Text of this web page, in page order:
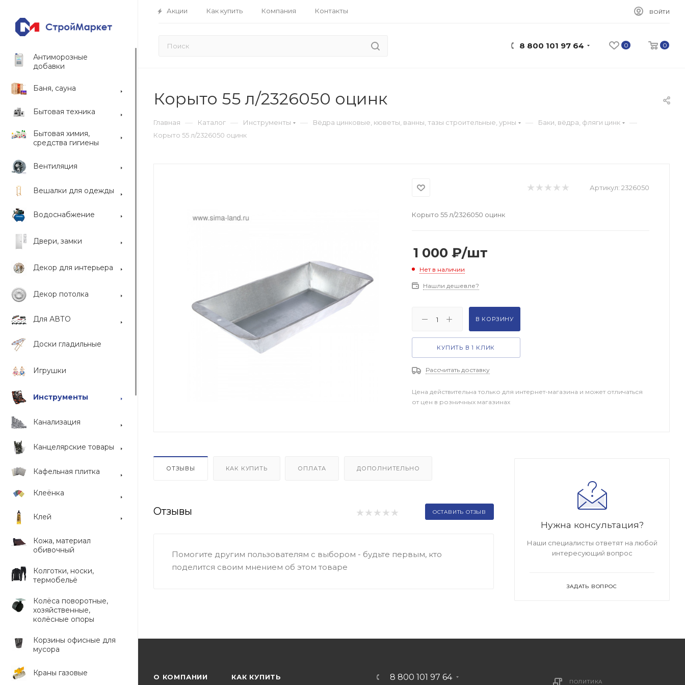
Акции Как купить Компания Контакты ВОЙТИ
0 0
8 800 101 97 64
Антиморозные
добавки
Баня, сауна
Бытовая техника
Бытовая химия,
средства гигиены
Вентиляция
Вешалки для одежды
Водоснабжение
Двери, замки
Декор для интерьера
Декор потолка
Для АВТО
Доски гладильные
Игрушки
Инструменты
Канализация
Канцелярские товары
Кафельная плитка
Клеёнка
Клей
Кожа, материал
обивочный
Колготки, носки,
термобельё
Колёса поворотные,
хозяйственные,
колёсные опоры
Корзины офисные для
мусора
Краны газовые
Корыто 55 л/2326050 оцинк
Главная — Каталог — Инструменты — Вёдра цинковые, кюветы, ванны, тазы строительные, урны — Баки, вёдра, фляги цинк —
Корыто 55 л/2326050 оцинк
Артикул: 2326050
Корыто 55 л/2326050 оцинк
1 000 ₽/шт
Нет в наличии
Нашли дешевле?
В КОРЗИНУ
КУПИТЬ В 1 КЛИК
Рассчитать доставку
Цена действительна только для интернет-магазина и может отличаться
от цен в розничных магазинах
ОТЗЫВЫ КАК КУПИТЬ ОПЛАТА ДОПОЛНИТЕЛЬНО
Отзывы ОСТАВИТЬ ОТЗЫВ
Помогите другим пользователям с выбором - будьте первым, кто
поделится своим мнением об этом товаре
Нужна консультация?
Наши специалисты ответят на любой
интересующий вопрос
ЗАДАТЬ ВОПРОС
О КОМПАНИИ КАК КУПИТЬ 8 800 101 97 64 ПОЛИТИКА